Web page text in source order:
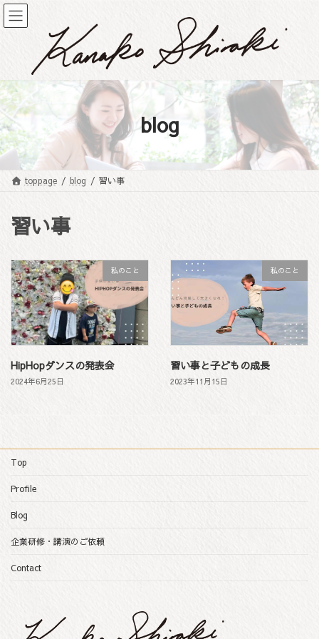
コ
ン
へ
ス
キ
ッ
プ
ナ
ビ
ョ
ン
に
移
動
blog
toppage blog 習い事
習い事
私のこと
HipHopダンスの発表会
2024年6月25日
私のこと
習い事と子どもの成長
2023年11月15日
Top
Profile
Blog
企業研修・講演のご依頼
Contact